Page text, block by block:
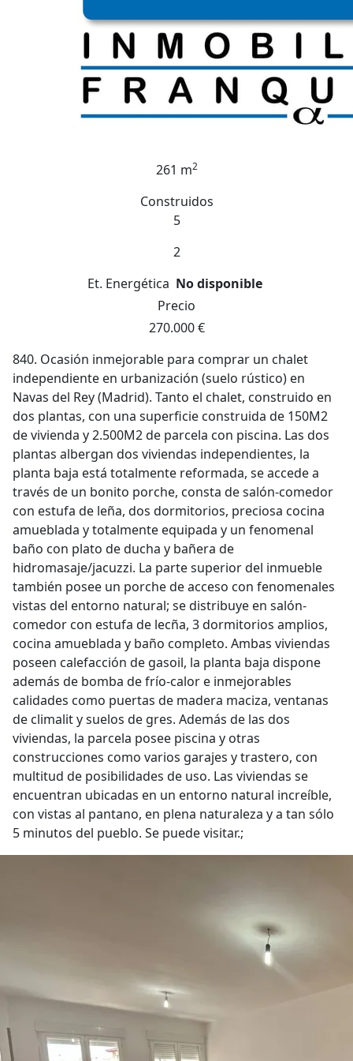
261 m2
Construidos
5
2
Et. Energética No disponible
Precio
270.000 €
840. Ocasión inmejorable para comprar un chalet
independiente en urbanización (suelo rústico) en
Navas del Rey (Madrid). Tanto el chalet, construido en
dos plantas, con una superficie construida de 150M2
de vivienda y 2.500M2 de parcela con piscina. Las dos
plantas albergan dos viviendas independientes, la
planta baja está totalmente reformada, se accede a
través de un bonito porche, consta de salón-comedor
con estufa de leña, dos dormitorios, preciosa cocina
amueblada y totalmente equipada y un fenomenal
baño con plato de ducha y bañera de
hidromasaje/jacuzzi. La parte superior del inmueble
también posee un porche de acceso con fenomenales
vistas del entorno natural; se distribuye en salón-
comedor con estufa de lecña, 3 dormitorios amplios,
cocina amueblada y baño completo. Ambas viviendas
poseen calefacción de gasoil, la planta baja dispone
además de bomba de frío-calor e inmejorables
calidades como puertas de madera maciza, ventanas
de climalit y suelos de gres. Además de las dos
viviendas, la parcela posee piscina y otras
construcciones como varios garajes y trastero, con
multitud de posibilidades de uso. Las viviendas se
encuentran ubicadas en un entorno natural increíble,
con vistas al pantano, en plena naturaleza y a tan sólo
5 minutos del pueblo. Se puede visitar.;